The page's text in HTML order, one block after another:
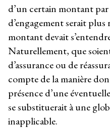
d’un certain montant par
d’engagement serait
montant devait
Naturellement, que
d’assurance ou de
compte de la manière
présence d’une
se substituerait à une
inapplicable.